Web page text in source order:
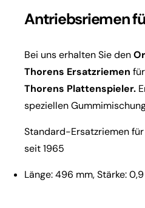
Antriebsriemen
Bei uns erhalten Sie den
Thorens Ersatzriemen
Thorens Plattenspieler.
speziellen
Standard-Ersatzriemen
seit 1965
Länge: 496 mm, Stärke: